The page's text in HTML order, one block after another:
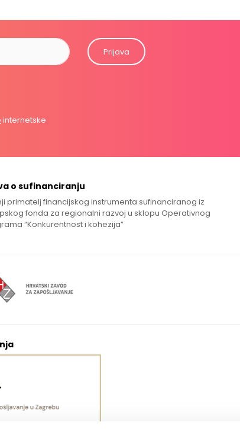
internetske
Prijava
o sufinanciranju
primatelj financijskog instrumenta sufinanciranog iz
fonda za regionalni razvoj u sklopu Operativnog
“Konkurentnost i kohezija”